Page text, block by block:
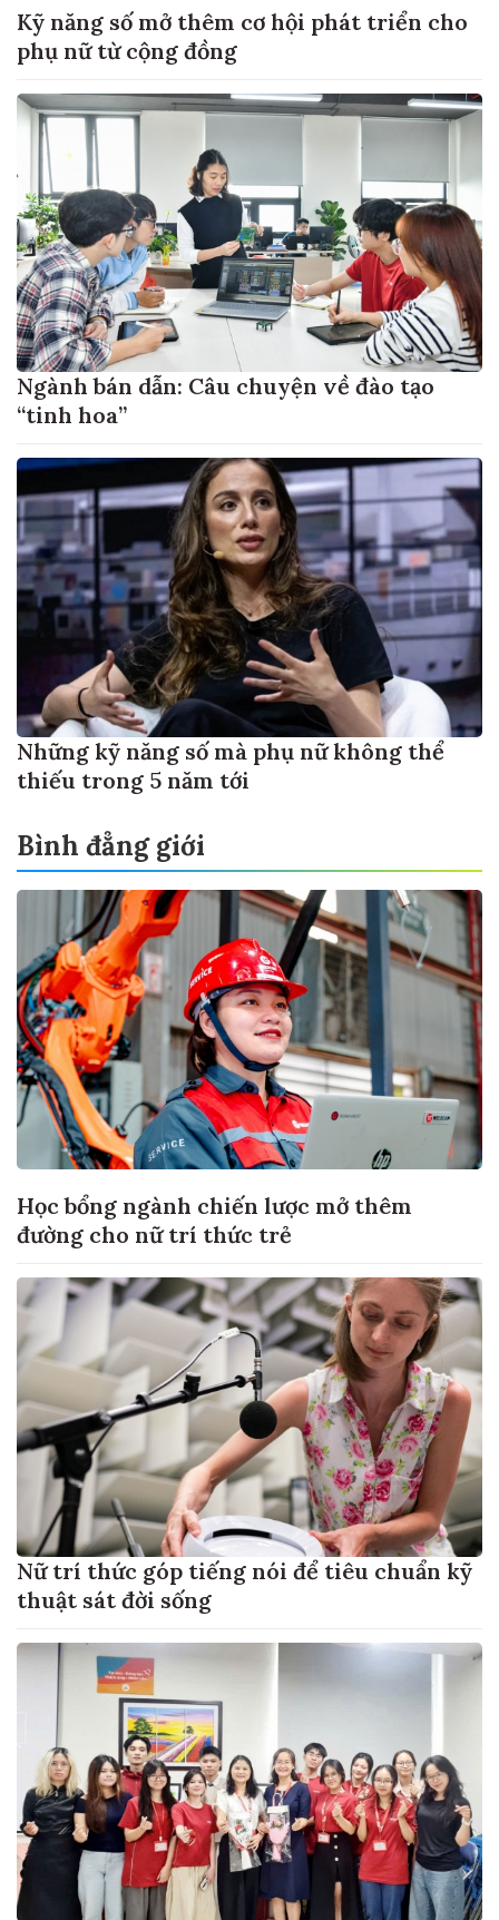
Kỹ năng số mở thêm cơ hội phát triển cho
phụ nữ từ cộng đồng
Ngành bán dẫn: Câu chuyện về đào tạo
“tinh hoa”
Những kỹ năng số mà phụ nữ không thể
thiếu trong 5 năm tới
Bình đẳng giới
Học bổng ngành chiến lược mở thêm
đường cho nữ trí thức trẻ
Nữ trí thức góp tiếng nói để tiêu chuẩn kỹ
thuật sát đời sống